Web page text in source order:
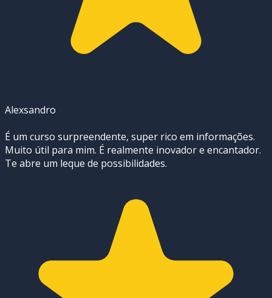
Alexsandro
É um curso surpreendente, super rico em informações.
Muito útil para mim. É realmente inovador e encantador.
Te abre um leque de possibilidades.